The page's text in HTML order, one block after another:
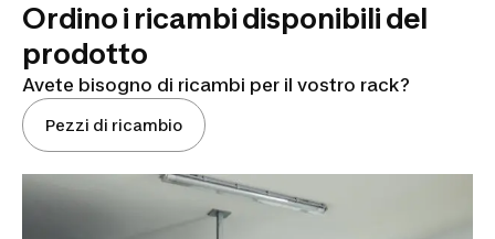
Ordino i ricambi disponibili del
prodotto
Avete bisogno di ricambi per il vostro rack?
Pezzi di ricambio